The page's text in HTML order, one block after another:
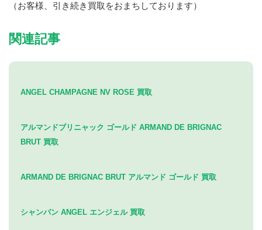
（お客様、引き続き買取をおまちしております）
関連記事
ANGEL CHAMPAGNE NV ROSE 買取
アルマンドブリニャック ゴールド ARMAND DE BRIGNAC
BRUT 買取
ARMAND DE BRIGNAC BRUT アルマンド ゴールド 買取
シャンパン ANGEL エンジェル 買取